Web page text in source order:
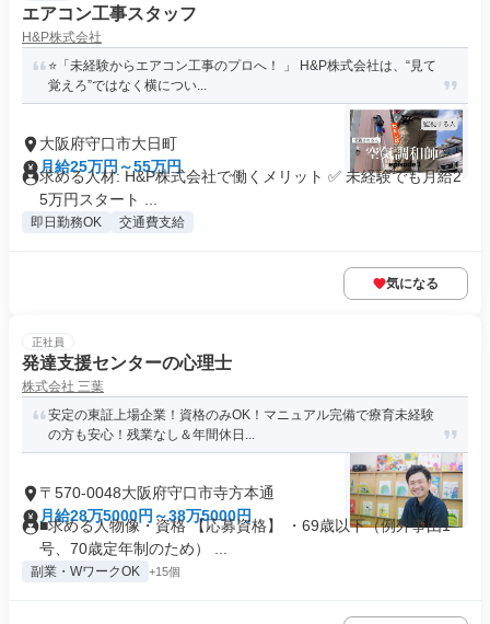
エアコン工事スタッフ
H&P株式会社
⭐「未経験からエアコン工事のプロへ！ 」 H&P株式会社は、“見て
覚えろ”ではなく横につい...
大阪府守口市大日町
月給25万円～55万円
求める人材: H&P株式会社で働くメリット ✅ 未経験でも月給2
5万円スタート ...
即日勤務OK 交通費支給
気になる
正社員
発達支援センターの心理士
株式会社 三葉
安定の東証上場企業！資格のみOK！マニュアル完備で療育未経験
の方も安心！残業なし＆年間休日...
〒570-0048大阪府守口市寺方本通
月給28万5000円～38万5000円
■求める人物像・資格 【応募資格】 ・69歳以下（例外事由1
号、70歳定年制のため） ...
副業・WワークOK +15個